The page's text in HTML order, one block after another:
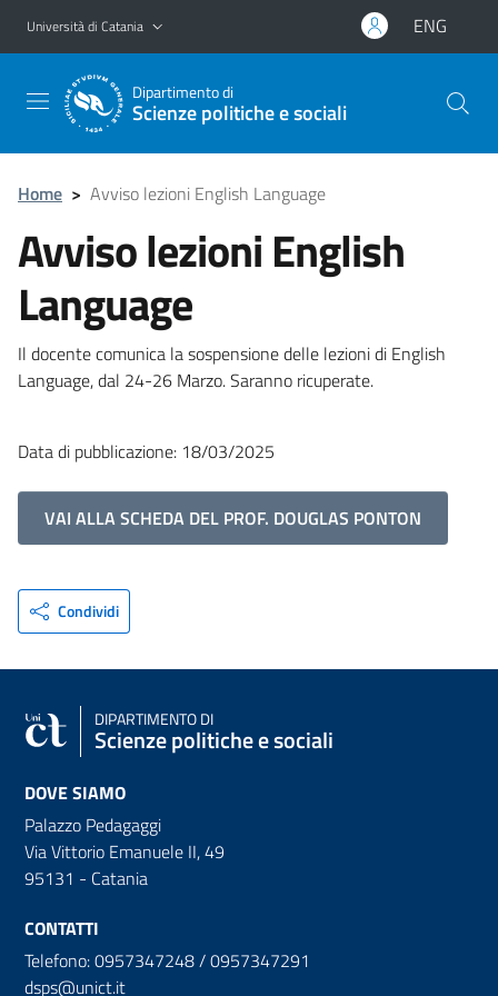
Vai al contenuto principale
Vai al menu di navigazione
Università di Catania ENG
Dipartimento di
Scienze politiche e sociali
Home > Avviso lezioni English Language
Avviso lezioni English
Language
Il docente comunica la sospensione delle lezioni di English
Language, dal 24-26 Marzo. Saranno ricuperate.
Data di pubblicazione: 18/03/2025
VAI ALLA SCHEDA DEL PROF. DOUGLAS PONTON
Condividi
DIPARTIMENTO DI
Scienze politiche e sociali
DOVE SIAMO
Palazzo Pedagaggi
Via Vittorio Emanuele II, 49
95131 - Catania
CONTATTI
Telefono: 0957347248 / 0957347291
dsps@unict.it